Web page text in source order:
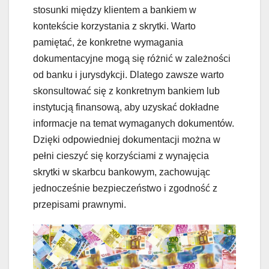
stosunki między klientem a bankiem w
kontekście korzystania z skrytki. Warto
pamiętać, że konkretne wymagania
dokumentacyjne mogą się różnić w zależności
od banku i jurysdykcji. Dlatego zawsze warto
skonsultować się z konkretnym bankiem lub
instytucją finansową, aby uzyskać dokładne
informacje na temat wymaganych dokumentów.
Dzięki odpowiedniej dokumentacji można w
pełni cieszyć się korzyściami z wynajęcia
skrytki w skarbcu bankowym, zachowując
jednocześnie bezpieczeństwo i zgodność z
przepisami prawnymi.